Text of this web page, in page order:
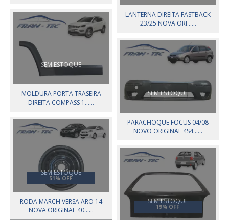
LANTERNA DIREITA FASTBACK
23/25 NOVA ORI......
SEM ESTOQUE
MOLDURA PORTA TRASEIRA
DIREITA COMPASS 1......
SEM ESTOQUE
PARACHOQUE FOCUS 04/08
NOVO ORIGINAL 4S4......
51% OFF
SEM ESTOQUE
RODA MARCH VERSA ARO 14
NOVA ORIGINAL 40......
19% OFF
SEM ESTOQUE